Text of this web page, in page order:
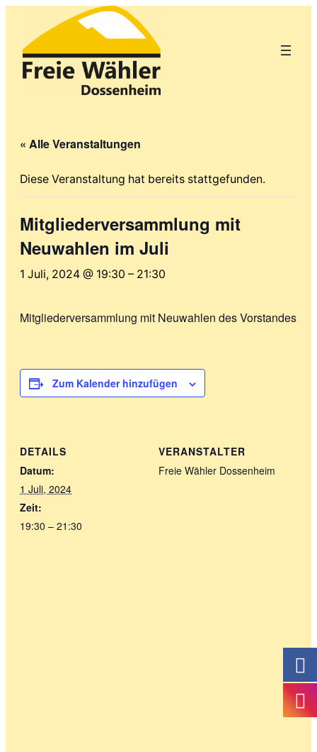
« Alle Veranstaltungen
Diese Veranstaltung hat bereits stattgefunden.
Mitgliederversammlung mit
Neuwahlen im Juli
1 Juli, 2024 @ 19:30 – 21:30
Mitgliederversammlung mit Neuwahlen des Vorstandes
Zum Kalender hinzufügen
DETAILS
Datum:
1 Juli, 2024
Zeit:
19:30 – 21:30
VERANSTALTER
Freie Wähler Dossenheim